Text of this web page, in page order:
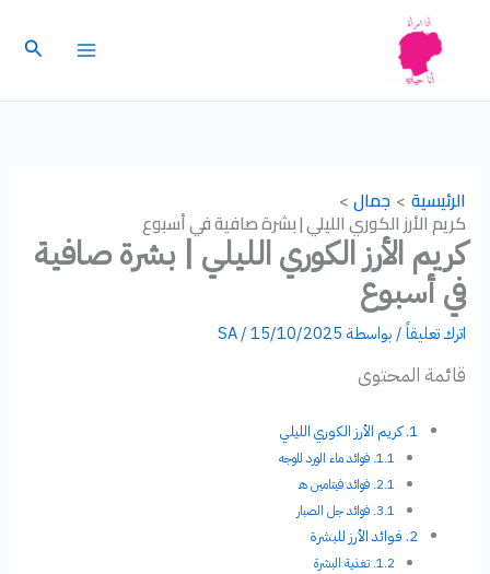
الرئيسية جمال
كريم الأرز الكوري الليلي | بشرة صافية في أسبوع
كريم الأرز الكوري الليلي | بشرة صافية
في أسبوع
اترك تعليقاً/ بواسطة SA/15/10/2025
قائمة المحتوى
كريم الأرز الكوري الليلي
فوائد ماء الورد للوجه
فوائد فيتامين هـ
فوائد جل الصبار
فوائد الأرز للبشرة
تغذية البشرة